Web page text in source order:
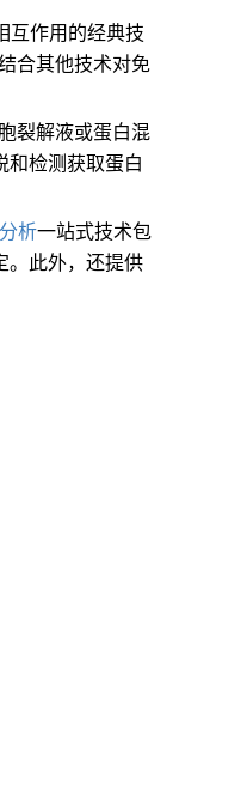
互作用的经典技
合其他技术对免
裂解液或蛋白混
和检测获取蛋白
析一站式技术包
。此外，还提供